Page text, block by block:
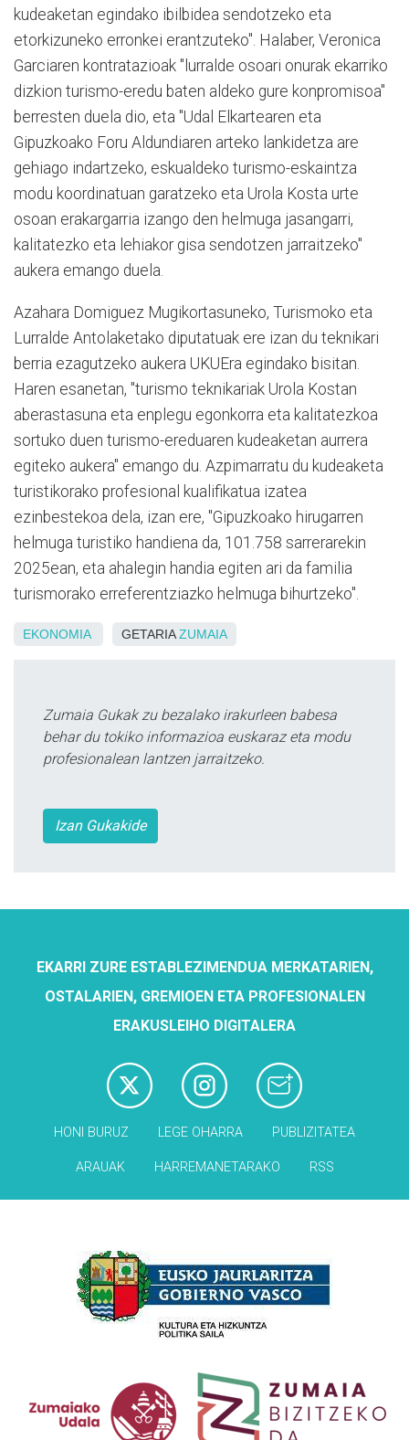
kudeaketan egindako ibilbidea sendotzeko eta
etorkizuneko erronkei erantzuteko". Halaber, Veronica
Garciaren kontratazioak "lurralde osoari onurak ekarriko
dizkion turismo-eredu baten aldeko gure konpromisoa"
berresten duela dio, eta "Udal Elkartearen eta
Gipuzkoako Foru Aldundiaren arteko lankidetza are
gehiago indartzeko, eskualdeko turismo-eskaintza
modu koordinatuan garatzeko eta Urola Kosta urte
osoan erakargarria izango den helmuga jasangarri,
kalitatezko eta lehiakor gisa sendotzen jarraitzeko"
aukera emango duela.
Azahara Domiguez Mugikortasuneko, Turismoko eta
Lurralde Antolaketako diputatuak ere izan du teknikari
berria ezagutzeko aukera UKUEra egindako bisitan.
Haren esanetan, "turismo teknikariak Urola Kostan
aberastasuna eta enplegu egonkorra eta kalitatezkoa
sortuko duen turismo-ereduaren kudeaketan aurrera
egiteko aukera" emango du. Azpimarratu du kudeaketa
turistikorako profesional kualifikatua izatea
ezinbestekoa dela, izan ere, "Gipuzkoako hirugarren
helmuga turistiko handiena da, 101.758 sarrerarekin
2025ean, eta ahalegin handia egiten ari da familia
turismorako erreferentziazko helmuga bihurtzeko".
EKONOMIA GETARIAZUMAIA
Zumaia Gukak zu bezalako irakurleen babesa
behar du tokiko informazioa euskaraz eta modu
profesionalean lantzen jarraitzeko.
Izan Gukakide
EKARRI ZURE ESTABLEZIMENDUA MERKATARIEN,
OSTALARIEN, GREMIOEN ETA PROFESIONALEN
ERAKUSLEIHO DIGITALERA
HONI BURUZ LEGE OHARRA PUBLIZITATEA
ARAUAK HARREMANETARAKO RSS